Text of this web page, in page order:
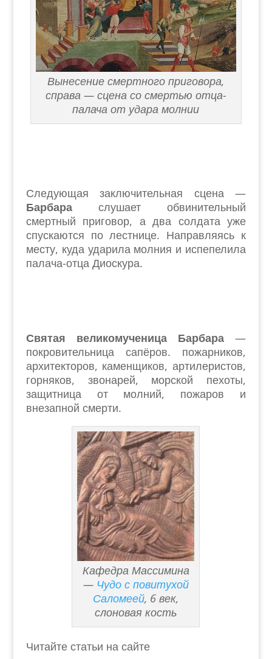
Вынесение смертного приговора,
справа — сцена со смертью отца-
палача от удара молнии
Следующая заключительная сцена —
Барбараслушает обвинительный
смертный приговор, а два солдата уже
спускаются по лестнице. Направляясь к
месту, куда ударила молния и испепелила
палача-отца Диоскура.
Святая великомученица Барбара —
покровительница сапёров. пожарников,
архитекторов, каменщиков, артилеристов,
горняков, звонарей, морской пехоты,
защитница от молний, пожаров и
внезапной смерти.
Кафедра Массимина
— Чудо с повитухой
Саломеей, 6 век,
слоновая кость
Читайте статьи на сайте